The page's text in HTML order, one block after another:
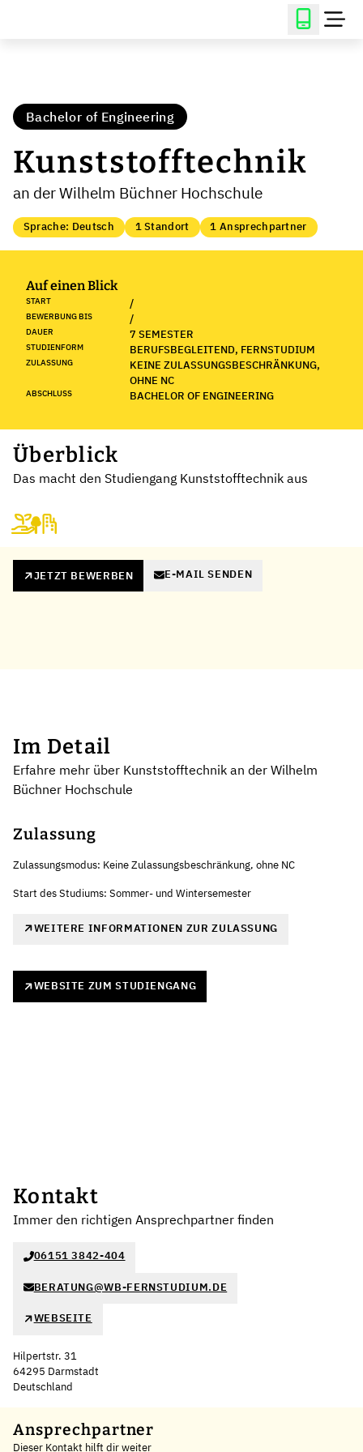
Bachelor of Engineering
Kunststofftechnik
an der Wilhelm Büchner Hochschule
Sprache: Deutsch 1 Standort 1 Ansprechpartner
Auf einen Blick
START /
BEWERBUNG BIS /
DAUER 7 SEMESTER
STUDIENFORM BERUFSBEGLEITEND, FERNSTUDIUM
ZULASSUNG
KEINE ZULASSUNGSBESCHRÄNKUNG,
OHNE NC
ABSCHLUSS BACHELOR OF ENGINEERING
Überblick
Das macht den Studiengang Kunststofftechnik aus
JETZT BEWERBEN E-MAIL SENDEN
Im Detail
Erfahre mehr über Kunststofftechnik an der Wilhelm
Büchner Hochschule
Zulassung
Zulassungsmodus: Keine Zulassungsbeschränkung, ohne NC
Start des Studiums: Sommer- und Wintersemester
WEITERE INFORMATIONEN ZUR ZULASSUNG
WEBSITE ZUM STUDIENGANG
Kontakt
Immer den richtigen Ansprechpartner finden
06151 3842-404
BERATUNG@WB-FERNSTUDIUM.DE
WEBSEITE
Hilpertstr. 31
64295 Darmstadt
Deutschland
+
Ansprechpartner
Dieser Kontakt hilft dir weiter